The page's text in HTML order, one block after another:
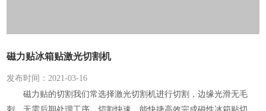
磁力贴冰箱贴激光切割机
发布时间：2021-03-16
磁力贴的切割我们常选择激光切割机进行切割，边缘光滑无毛